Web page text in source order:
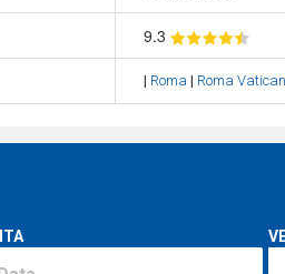
9.3
| Roma | Roma